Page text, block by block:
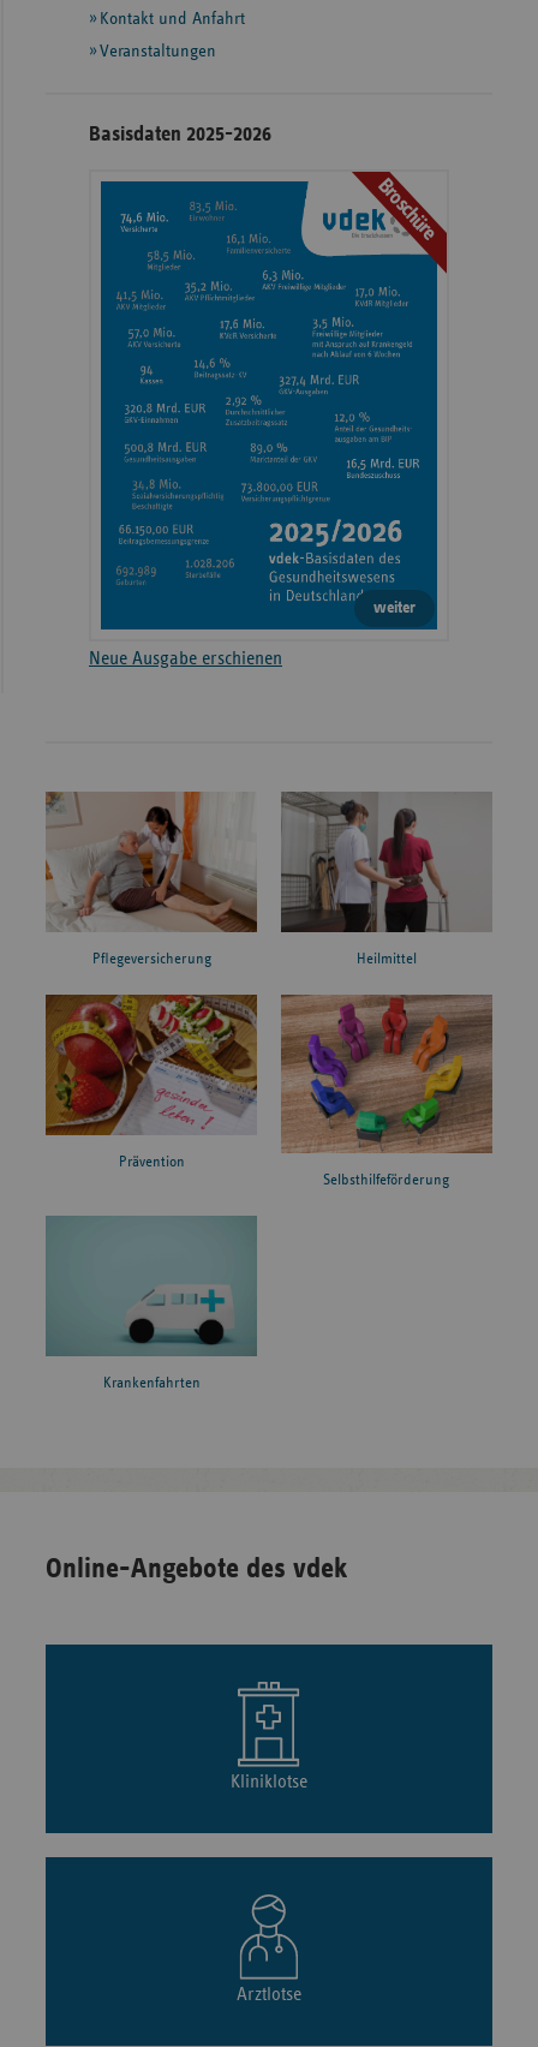
InformationenKontakt und Anfahrt
Veranstaltungen
Basisdaten 2025-2026
Broschüre
weiter
Neue Ausgabe erschienen
Pflegeversicherung Heilmittel
Prävention
Selbsthilfeförderung
Krankenfahrten
Online-Angebote des vdek
Kliniklotse
Arztlotse